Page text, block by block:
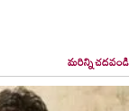
మరిన్ని చదవండి